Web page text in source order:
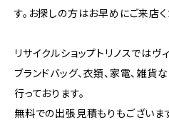
す。お探しの方はお早めにご来店く
リサイクルショップトリノスではヴ
ブランドバッグ、衣類、家電、雑
行っております。
無料での出張見積もりもございま